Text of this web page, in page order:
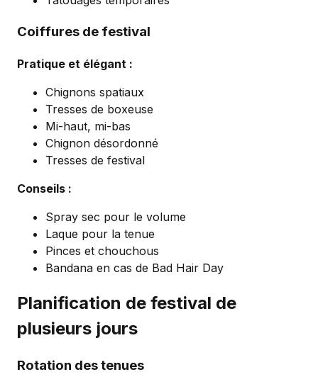
Coiffures de festival
Pratique et élégant :
Chignons spatiaux
Tresses de boxeuse
Mi-haut, mi-bas
Chignon désordonné
Tresses de festival
Conseils :
Spray sec pour le volume
Laque pour la tenue
Pinces et chouchous
Bandana en cas de Bad Hair Day
Planification de festival de
plusieurs jours
Rotation des tenues